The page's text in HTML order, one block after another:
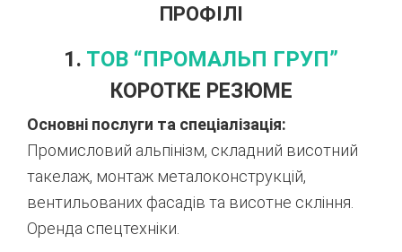
ПРОФІЛІ
1. ТОВ “ПРОМАЛЬП ГРУП”
КОРОТКЕ РЕЗЮМЕ
Основні послуги та спеціалізація:
Промисловий альпінізм, складний висотний
такелаж, монтаж металоконструкцій,
вентильованих фасадів та висотне скління.
Оренда спецтехніки.